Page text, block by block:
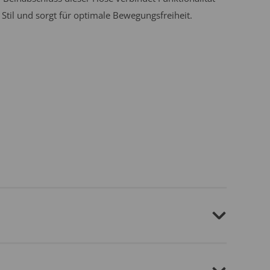
und sorgt für optimale Bewegungsfreiheit.